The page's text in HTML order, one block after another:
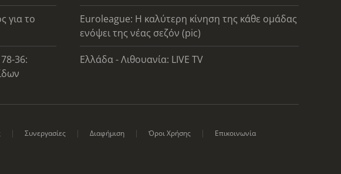
για το
36:
Euroleague: Η καλύτερη κίνηση της κάθε ομάδας
ενόψει της νέας σεζόν (pic)
Ελλάδα - Λιθουανία: LIVE TV
Συνεργασίες Διαφήμιση Όροι Χρήσης Επικοινωνία